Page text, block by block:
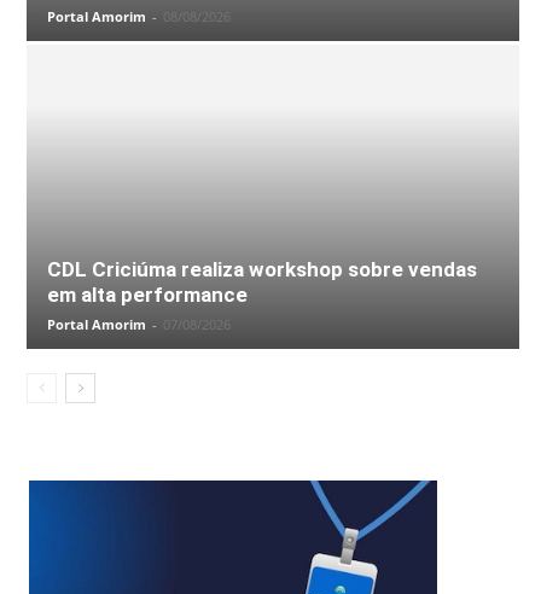
Portal Amorim - 08/08/2026
CDL Criciúma realiza workshop sobre vendas
em alta performance
Portal Amorim - 07/08/2026